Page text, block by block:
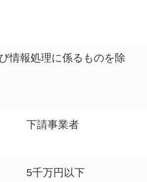
情報処理に係るものを除
下請事業者
5千万円以下